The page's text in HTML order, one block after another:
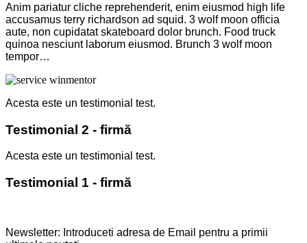
Anim pariatur cliche reprehenderit, enim eiusmod high life
accusamus terry richardson ad squid. 3 wolf moon officia
aute, non cupidatat skateboard dolor brunch. Food truck
quinoa nesciunt laborum eiusmod. Brunch 3 wolf moon
tempor…
Acesta este un testimonial test.
Testimonial 2 - firmă
Acesta este un testimonial test.
Testimonial 1 - firmă
Newsletter: Introduceti adresa de Email pentru a primii